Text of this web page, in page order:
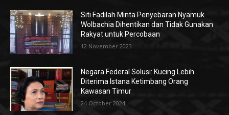
Siti Fadilah Minta Penyebaran Nyamuk
Wolbachia Dihentikan dan Tidak Gunakan
Rakyat untuk Percobaan
12 November 2023
Negara Federal Solusi: Kucing Lebih
Diterima Istana Ketimbang Orang
Kawasan Timur
24 October 2024